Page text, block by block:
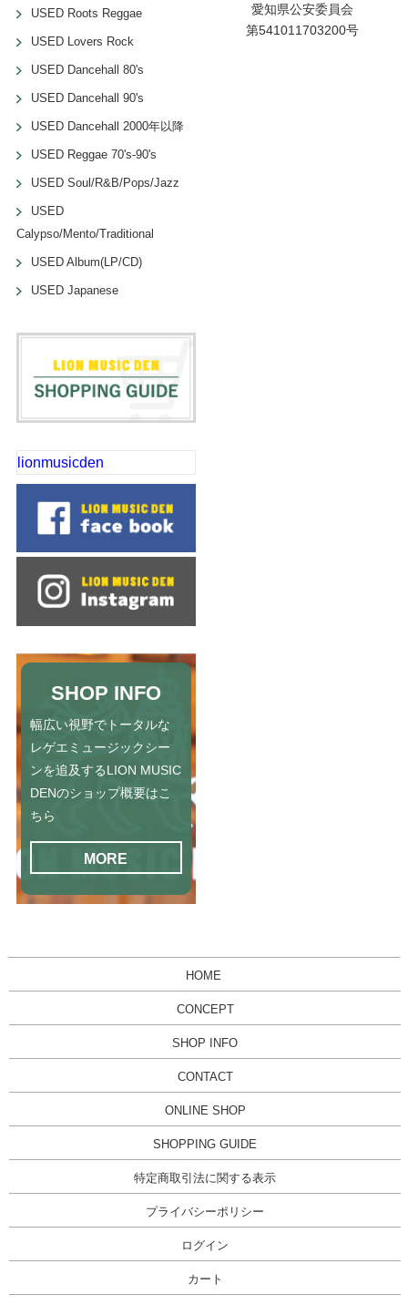
USED Roots Reggae
USED Lovers Rock
USED Dancehall 80's
USED Dancehall 90's
USED Dancehall 2000年以降
USED Reggae 70's-90's
USED Soul/R&B/Pops/Jazz
USED
Calypso/Mento/Traditional
USED Album(LP/CD)
USED Japanese
lionmusicden
SHOP INFO
幅広い視野でトータルな
レゲエミュージックシー
ンを追及するLION MUSIC
DENのショップ概要はこ
ちら
MORE
愛知県公安委員会
第541011703200号
HOME
CONCEPT
SHOP INFO
CONTACT
ONLINE SHOP
SHOPPING GUIDE
特定商取引法に関する表示
プライバシーポリシー
ログイン
カート